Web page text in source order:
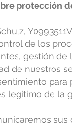
protección
Y0993511V
de los
gestión
de nuestros
para
legítimo de la
sus